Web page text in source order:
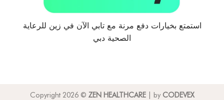
استمتع بخيارات دفع مرنة مع تابي الآن في زين للرعاية
الصحية دبي
Copyright 2026 © ZEN HEALTHCARE| by CODEVEX